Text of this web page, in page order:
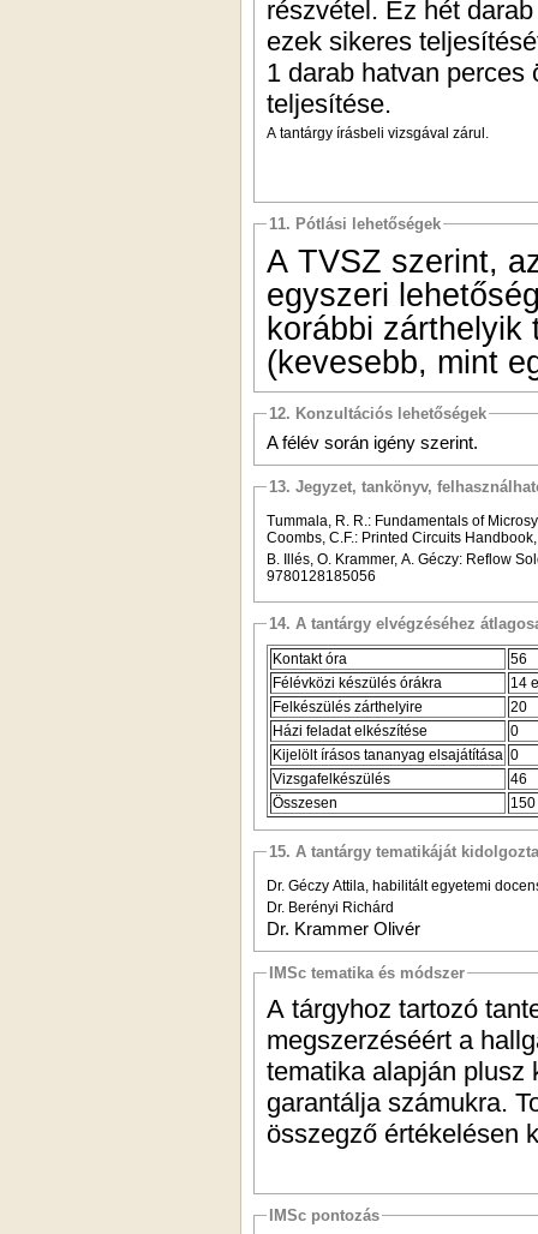
részvétel. Ez hét
ezek sikeres
1 darab hatvan perces
teljesítése.
A tantárgy írásbeli vizsgával zárul.
11. Pótlási lehetőségek
A TVSZ szerint,
egyszeri
korábbi
(kevesebb, mint
12. Konzultációs lehetőségek
A félév során igény szerint.
13. Jegyzet, tankönyv,
Tummala, R. R.: Fundamentals of
Coombs, C.F.: Printed Circuits
B. Illés, O. Krammer, A. Géczy: Reflow Soldering: Apparatus and Heat Transfer
9780128185056
14. A tantárgy elvégzéséhez
Kontakt óra
56
Félévközi készülés órákra
14
Felkészülés zárthelyire
20
Házi feladat elkészítése
0
Kijelölt írásos tananyag elsajátítása 0
Vizsgafelkészülés
46
Összesen
150
15. A tantárgy tematikáját kidolgozta
Dr. Géczy Attila, habilitált egyetemi
Dr. Berényi Richárd
Dr. Krammer Olivér
IMSc tematika és módszer
A tárgyhoz tartozó
megszerzéséért a
tematika alapján plusz
garantálja számukra.
összegző értékelésen
IMSc pontozás